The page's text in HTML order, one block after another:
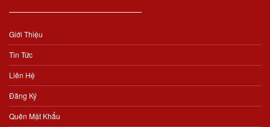
Giới Thiệu
Tin Tức
Liên Hệ
Đăng Ký
Quên Mật Khẩu